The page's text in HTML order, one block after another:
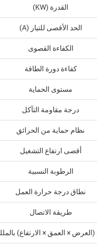
القدرة (KW)
الحد الأقصى للتيار (A)
الكفاءة القصوى
كفاءة دورة الطاقة
مستوى الحماية
درجة مقاومة التآكل
نظام حماية من الحرائق
أقصى ارتفاع التشغيل
الرطوبة النسبية
نطاق درجة حرارة العمل
طريقة الاتصال
(العرض × العمق × الارتفاع)